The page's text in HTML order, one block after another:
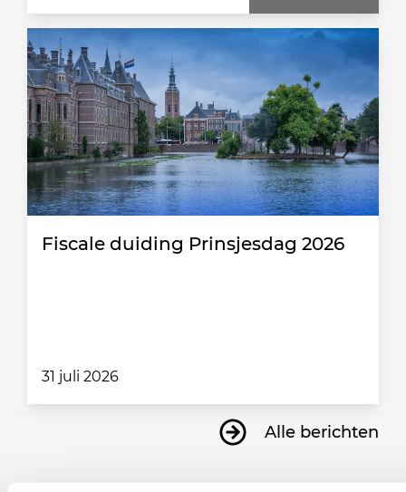
Fiscale duiding Prinsjesdag 2026
31 juli 2026
Alle berichten